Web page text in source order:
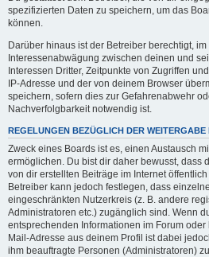
spezifizierten Daten zu speichern, um das
können.
Darüber hinaus ist der Betreiber berechtigt,
Interessenabwägung zwischen deinen und
Interessen Dritter, Zeitpunkte von Zugriffen
IP-Adresse und der von deinem Browser
speichern, sofern dies zur Gefahrenabwehr
Nachverfolgbarkeit notwendig ist.
REGELUNGEN BEZÜGLICH DER WEITERGABE
Zweck eines Boards ist es, einen Austausch
ermöglichen. Du bist dir daher bewusst, dass
von dir erstellten Beiträge im Internet
Betreiber kann jedoch festlegen, dass
eingeschränkten Nutzerkreis (z. B. andere
Administratoren etc.) zugänglich sind. Wenn
entsprechenden Informationen im Forum
Mail-Adresse aus deinem Profil ist dabei
ihm beauftragte Personen (Administratoren)